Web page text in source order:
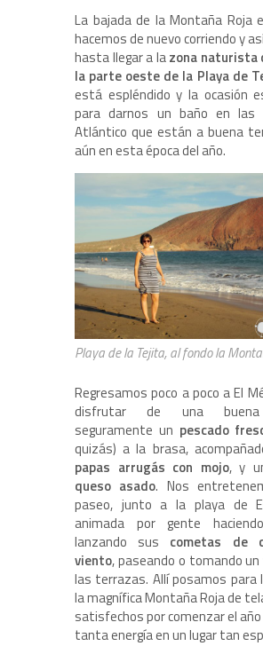
La bajada de la Montaña Roja
hacemos de nuevo corriendo y
hasta llegar a lazona naturista
la parte oeste de la Playa de
está espléndido y la ocasión
para darnos un baño en las
Atlántico que están a buena
aún en esta época del año.
Playa de la Tejita, al fondo la
Regresamos poco a poco a El
disfrutar de una buena
seguramente un pescado
quizás) a la brasa,
papas arrugás con mojo, y
queso asado. Nos
paseo, junto a la playa de
animada por gente
lanzando sus cometas de
viento, paseando o tomando
las terrazas. Allí posamos para
la magnífica Montaña Roja de
satisfechos por comenzar el año
tanta energía en un lugar tan